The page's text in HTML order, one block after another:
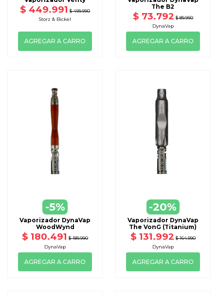
$ 449.991 $ 499.990
Storz & Bickel
AGREGAR A CARRO
The B2
$ 73.792 $ 89.990
DynaVap
AGREGAR A CARRO
-5%
Vaporizador DynaVap
WoodWynd
$ 180.491 $ 189.990
DynaVap
AGREGAR A CARRO
-20%
Vaporizador DynaVap
The VonG (Titanium)
$ 131.992 $ 164.990
DynaVap
AGREGAR A CARRO